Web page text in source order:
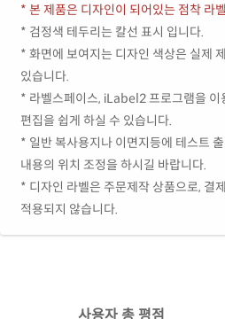
* 본 제품은 디자인이 되어있는 점착 라
* 검정색 테두리는 칼선 표시 입니다.
* 화면에 보여지는 디자인 색상은 실제
있습니다.
* 라벨스페이스, iLabel2 프로그램을 이
편집을 쉽게 하실 수 있습니다.
* 일반 복사용지나 이면지등에 테스트
내용의 위치 조정을 하시길 바랍니다.
* 디자인 라벨은 주문제작 상품으로, 결
적용되지 않습니다.
사용자 총 평점